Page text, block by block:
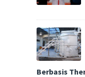
Berbasis